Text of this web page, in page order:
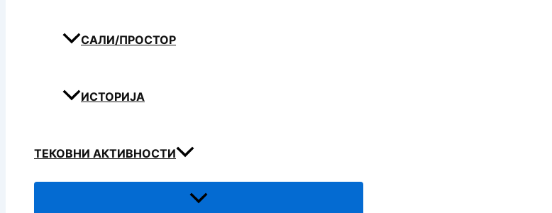
САЛИ/ПРОСТОР
ИСТОРИЈА
ТЕКОВНИ АКТИВНОСТИ